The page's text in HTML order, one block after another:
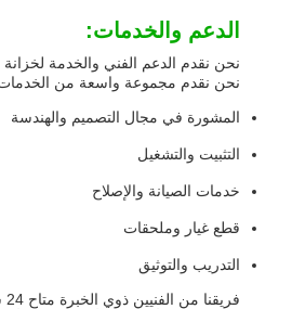
الدعم والخدمات:
نحن نقدم الدعم الفني والخدمة لخزانة
نحن نقدم مجموعة واسعة من
المشورة في مجال التصميم والهندسة
التثبيت والتشغيل
خدمات الصيانة والإصلاح
قطع غيار وملحقات
التدريب والتوثيق
فريقنا من الفنيين ذوي الخبرة متاح 24 ساعة في اليوم، 7 أيام في الأسبوع، للإجابة على أي أسئلة قد يكون لديك حول خزانة التخزين التآكل.